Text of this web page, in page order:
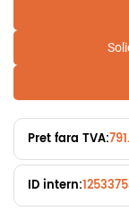
Pret fara TVA:
ID intern: